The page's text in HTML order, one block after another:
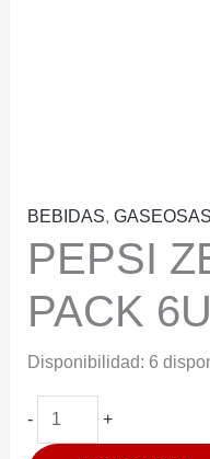
BEBIDAS, GASEOSAS
PEPSI
PACK 6U
Disponibilidad: 6
-
PEPSI
ZERO
+